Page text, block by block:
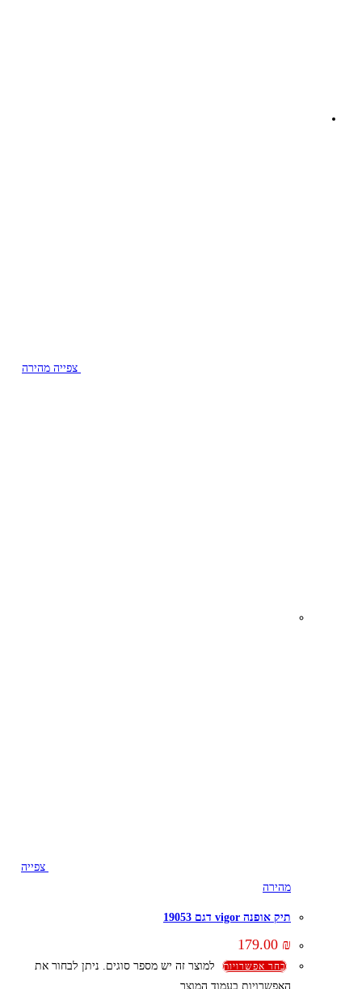
צפייה מהירה
צפייה
מהירה
תיק אופנה vigor דגם 19053
179.00 ₪
בחר אפשרויות
למוצר זה יש מספר סוגים. ניתן לבחור את
האפשרויות בעמוד המוצר